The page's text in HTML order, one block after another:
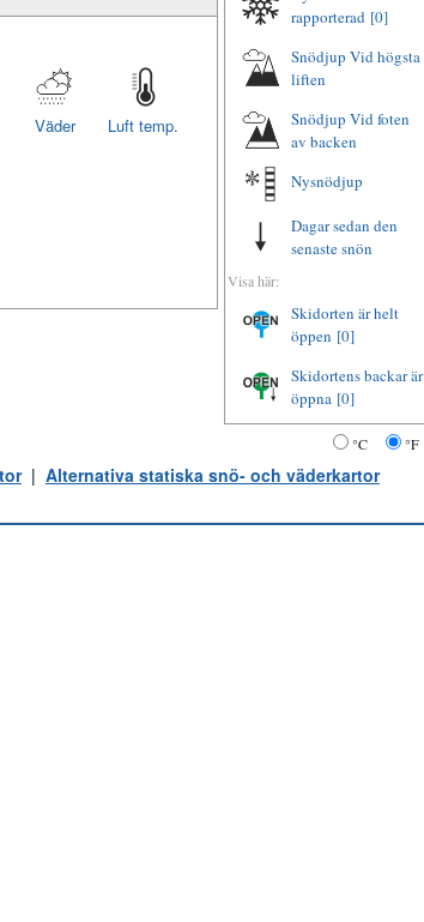
Luft temp.
Väder
rapporterad [0]
Snödjup Vid högsta
liften
Snödjup Vid foten
av backen
Nysnödjup
Dagar sedan den
senaste snön
Visa här:
Skidorten är helt
öppen [0]
Skidortens backar är
öppna [0]
°C °F
| Alternativa statiska snö- och väderkartor